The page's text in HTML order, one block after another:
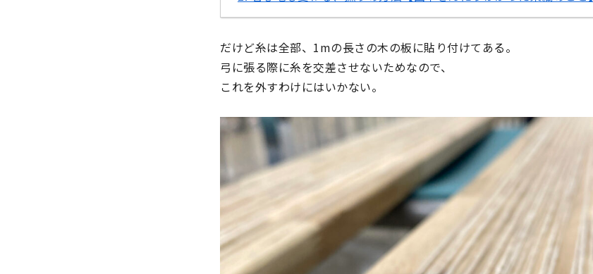
だけど糸は全部、1mの長さの木の板に貼り付けてある。
弓に張る際に糸を交差させないためなので、
これを外すわけにはいかない。